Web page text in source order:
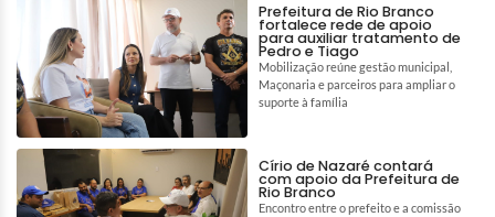
Prefeitura de Rio Branco
fortalece rede de apoio
para auxiliar tratamento de
Pedro e Tiago
Mobilização reúne gestão municipal,
Maçonaria e parceiros para ampliar o
suporte à família
Círio de Nazaré contará
com apoio da Prefeitura de
Rio Branco
Encontro entre o prefeito e a comissão